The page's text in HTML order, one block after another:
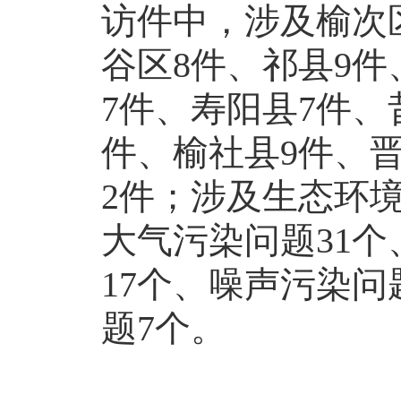
访件中，涉及榆次
谷区8件、祁县9
7件、寿阳县7件
件、榆社县9件、
2件；涉及生态环
大气污染问题31
17个、噪声污染
题7个。